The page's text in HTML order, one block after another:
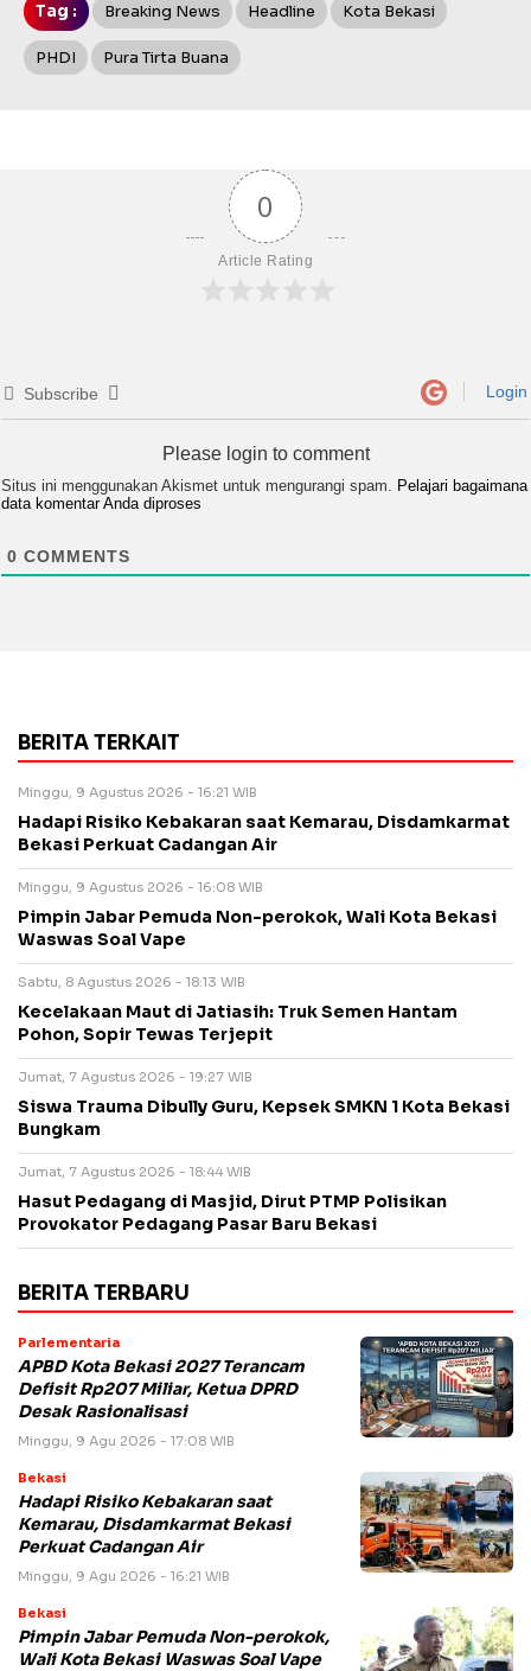
Tag : Breaking News Headline Kota Bekasi
PHDI Pura Tirta Buana
0
Article Rating
Subscribe Login
Please login to comment
Situs ini menggunakan Akismet untuk mengurangi spam.
Pelajari bagaimana
data komentar Anda diproses
0 COMMENTS
BERITA TERKAIT
Minggu, 9 Agustus 2026 - 16:21 WIB
Hadapi Risiko Kebakaran saat Kemarau, Disdamkarmat
Bekasi Perkuat Cadangan Air
Minggu, 9 Agustus 2026 - 16:08 WIB
Pimpin Jabar Pemuda Non-perokok, Wali Kota Bekasi
Waswas Soal Vape
Sabtu, 8 Agustus 2026 - 18:13 WIB
Kecelakaan Maut di Jatiasih: Truk Semen Hantam
Pohon, Sopir Tewas Terjepit
Jumat, 7 Agustus 2026 - 19:27 WIB
Siswa Trauma Dibully Guru, Kepsek SMKN 1 Kota Bekasi
Bungkam
Jumat, 7 Agustus 2026 - 18:44 WIB
Hasut Pedagang di Masjid, Dirut PTMP Polisikan
Provokator Pedagang Pasar Baru Bekasi
BERITA TERBARU
Parlementaria
APBD Kota Bekasi 2027 Terancam
Defisit Rp207 Miliar, Ketua DPRD
Desak Rasionalisasi
Minggu, 9 Agu 2026 - 17:08 WIB
Bekasi
Hadapi Risiko Kebakaran saat
Kemarau, Disdamkarmat Bekasi
Perkuat Cadangan Air
Minggu, 9 Agu 2026 - 16:21 WIB
Bekasi
Pimpin Jabar Pemuda Non-perokok,
Wali Kota Bekasi Waswas Soal Vape